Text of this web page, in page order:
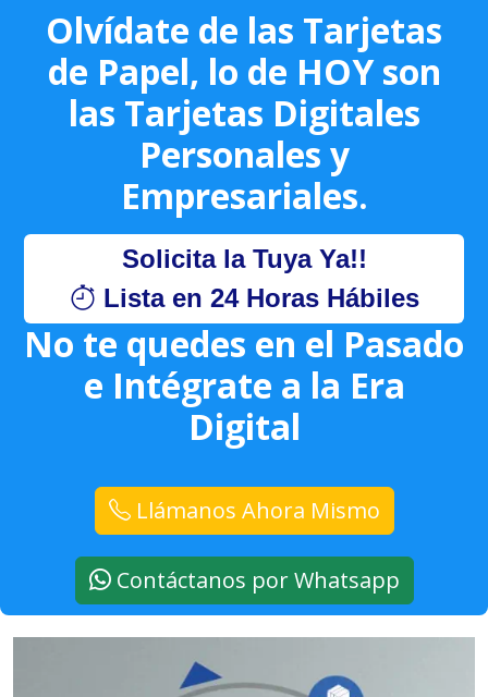
Olvídate de las Tarjetas
de Papel, lo de HOY son
las Tarjetas Digitales
Personales y
Empresariales.
Solicita la Tuya Ya!!
Lista en 24 Horas Hábiles
No te quedes en el Pasado
e Intégrate a la Era
Digital
Llámanos Ahora Mismo
Contáctanos por Whatsapp